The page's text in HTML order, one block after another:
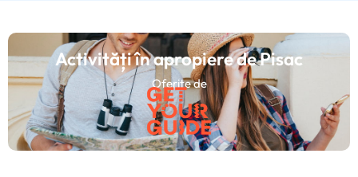
Activități în apropiere de Pisac
Oferite de